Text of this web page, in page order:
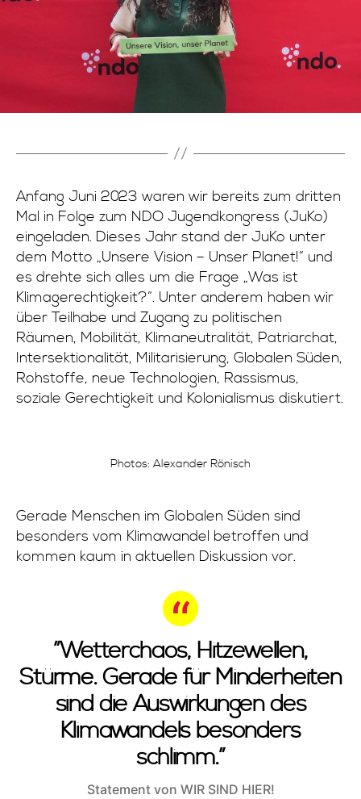
Anfang Juni 2023 waren wir bereits zum dritten
Mal in Folge zum NDO Jugendkongress (JuKo)
eingeladen. Dieses Jahr stand der JuKo unter
dem Motto „Unsere Vision – Unser Planet!“ und
es drehte sich alles um die Frage „Was ist
Klimagerechtigkeit?“. Unter anderem haben wir
über Teilhabe und Zugang zu politischen
Räumen, Mobilität, Klimaneutralität, Patriarchat,
Intersektionalität, Militarisierung, Globalen Süden,
Rohstoffe, neue Technologien, Rassismus,
soziale Gerechtigkeit und Kolonialismus diskutiert.
Photos: Alexander Rönisch
Gerade Menschen im Globalen Süden sind
besonders vom Klimawandel betroffen und
kommen kaum in aktuellen Diskussion vor.
”Wetterchaos, Hitzewellen,
Stürme. Gerade für Minderheiten
sind die Auswirkungen des
Klimawandels besonders
schlimm.”
Statement von WIR SIND HIER!